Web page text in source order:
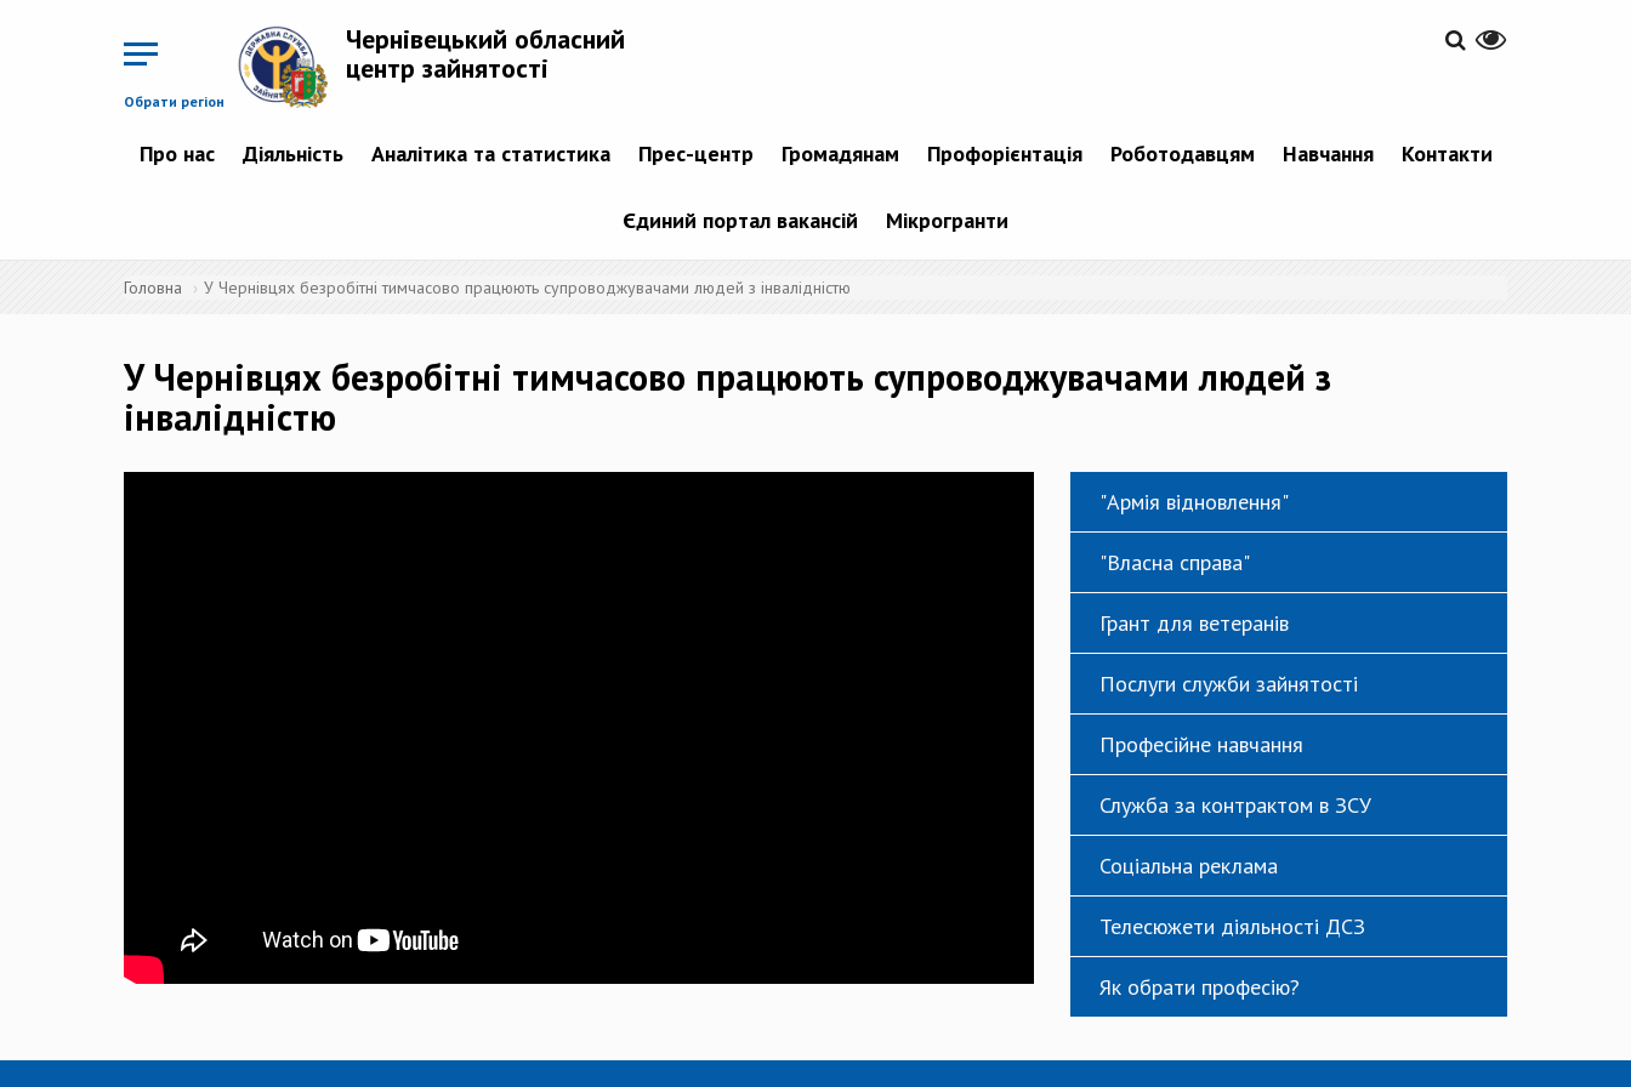
Обрати регіон
Чернівецький обласний
центр зайнятості
Про нас Діяльність Аналітика та статистика Прес-центр Громадянам Профорієнтація Роботодавцям Навчання Контакти
Єдиний портал вакансій Мікрогранти
Головна У Чернівцях безробітні тимчасово працюють супроводжувачами людей з інвалідністю
У Чернівцях безробітні тимчасово працюють супроводжувачами людей з
інвалідністю
"Армія відновлення"
"Власна справа"
Грант для ветеранів
Послуги служби зайнятості
Професійне навчання
Служба за контрактом в ЗСУ
Соціальна реклама
Телесюжети діяльності ДСЗ
Як обрати професію?